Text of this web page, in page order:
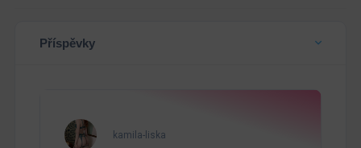
Příspěvky
kamila-liska